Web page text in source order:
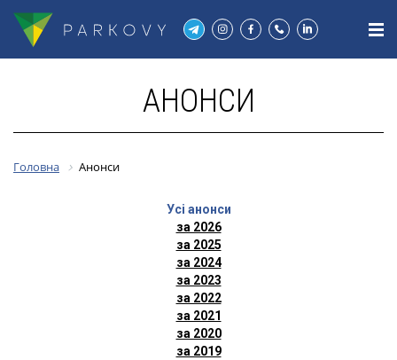
АНОНСИ
Головна Анонси
Усі анонси
за 2026
за 2025
за 2024
за 2023
за 2022
за 2021
за 2020
за 2019